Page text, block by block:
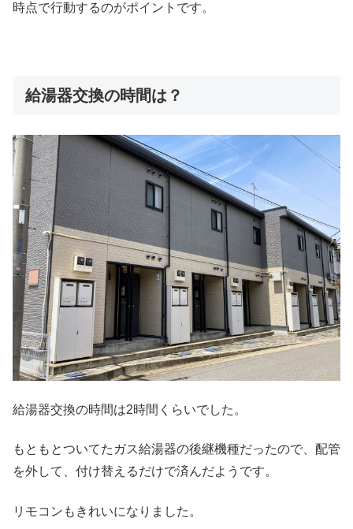
時点で行動するのがポイントです。
給湯器交換の時間は？
給湯器交換の時間は2時間くらいでした。
もともとついてたガス給湯器の後継機種だったので、配管
を外して、付け替えるだけで済んだようです。
リモコンもきれいになりました。